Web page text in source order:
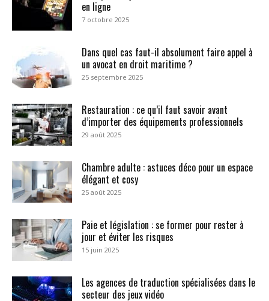
en ligne
7 octobre 2025
Dans quel cas faut-il absolument faire appel à
un avocat en droit maritime ?
25 septembre 2025
Restauration : ce qu’il faut savoir avant
d’importer des équipements professionnels
29 août 2025
Chambre adulte : astuces déco pour un espace
élégant et cosy
25 août 2025
Paie et législation : se former pour rester à
jour et éviter les risques
15 juin 2025
Les agences de traduction spécialisées dans le
secteur des jeux vidéo